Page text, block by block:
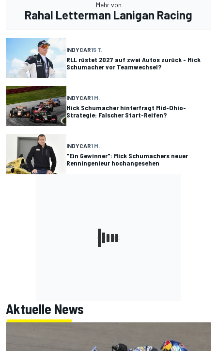
Mehr von
Rahal Letterman Lanigan Racing
INDYCAR15 T.
RLL rüstet 2027 auf zwei Autos zurück - Mick
Schumacher vor Teamwechsel?
INDYCAR1 M.
Mick Schumacher hinterfragt Mid-Ohio-
Strategie: Falscher Start-Reifen?
INDYCAR1 M.
"Ein Gewinner": Mick Schumachers neuer
Renningenieur hochangesehen
Aktuelle News